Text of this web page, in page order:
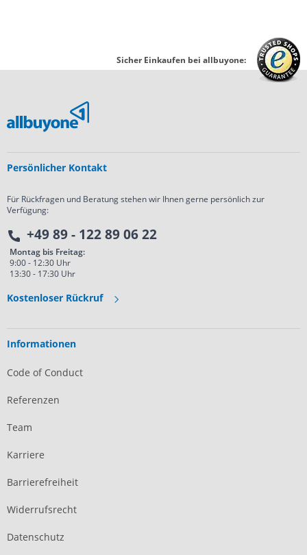
Sicher Einkaufen bei allbuyone:
Persönlicher Kontakt
Für Rückfragen und Beratung stehen wir Ihnen gerne persönlich zur
Verfügung:
+49 89 - 122 89 06 22
Montag bis Freitag:
9:00 - 12:30 Uhr
13:30 - 17:30 Uhr
Kostenloser Rückruf
Informationen
Code of Conduct
Referenzen
Team
Karriere
Barrierefreiheit
Widerrufsrecht
Datenschutz